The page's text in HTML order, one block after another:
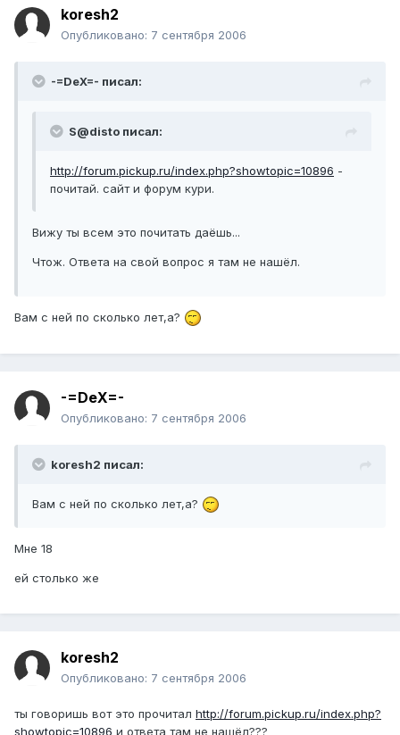
koresh2
Опубликовано: 7 сентября 2006
-=DeX=- писал:
S@disto писал:
http://forum.pickup.ru/index.php?showtopic=10896 -
почитай. сайт и форум кури.
Вижу ты всем это почитать даёшь...
Чтож. Ответа на свой вопрос я там не нашёл.
Вам с ней по сколько лет,а?
-=DeX=-
Опубликовано: 7 сентября 2006
koresh2 писал:
Вам с ней по сколько лет,а?
Мне 18
ей столько же
koresh2
Опубликовано: 7 сентября 2006
ты говоришь вот это прочитал http://forum.pickup.ru/index.php?
showtopic=10896 и ответа там не нашёл???